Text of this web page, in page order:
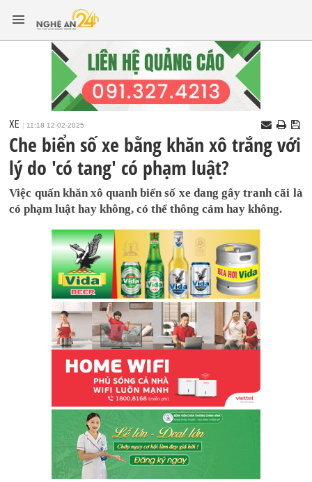
XE 11:18 12-02-2025
Che biển số xe bằng khăn xô trắng với
lý do 'có tang' có phạm luật?
Việc quấn khăn xô quanh biển số xe đang gây tranh cãi là
có phạm luật hay không, có thể thông cảm hay không.